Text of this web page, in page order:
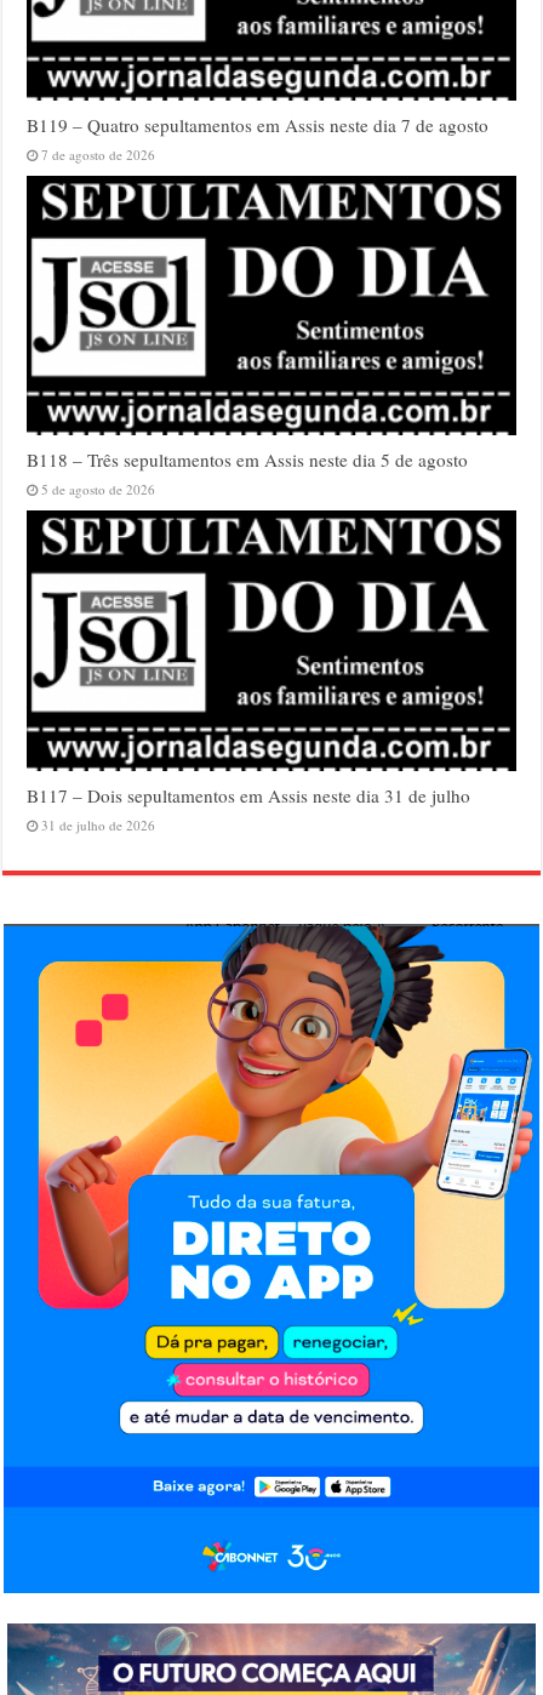
B119 – Quatro sepultamentos em Assis neste dia 7 de agosto
7 de agosto de 2026
B118 – Três sepultamentos em Assis neste dia 5 de agosto
5 de agosto de 2026
B117 – Dois sepultamentos em Assis neste dia 31 de julho
31 de julho de 2026